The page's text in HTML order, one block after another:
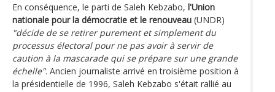
En conséquence, le parti de Saleh Kebzabo, l'Union
nationale pour la démocratie et le renouveau (UNDR)
"décide de se retirer purement et simplement du
processus électoral pour ne pas avoir à servir de
caution à la mascarade qui se prépare sur une grande
échelle". Ancien journaliste arrivé en troisième position à
la présidentielle de 1996, Saleh Kebzabo s'était rallié au